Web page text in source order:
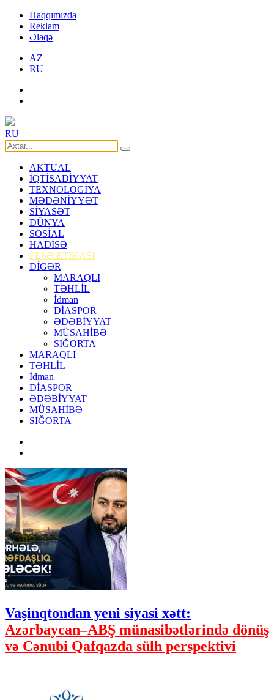
Haqqımızda
Reklam
Əlaqə
AZ
RU
RU
AKTUAL
İQTİSADİYYAT
TEXNOLOGİYA
MƏDƏNİYYƏT
SİYASƏT
DÜNYA
SOSİAL
HADİSƏ
PEŞƏ ETİKASI
DİGƏR
MARAQLI
TƏHLİL
İdman
DİASPOR
ƏDƏBİYYAT
MÜSAHİBƏ
SIĞORTA
MARAQLI
TƏHLİL
İdman
DİASPOR
ƏDƏBİYYAT
MÜSAHİBƏ
SIĞORTA
Vaşinqtondan yeni siyasi xətt:
Azərbaycan–ABŞ münasibətlərində dönüş
və Cənubi Qafqazda sülh perspektivi